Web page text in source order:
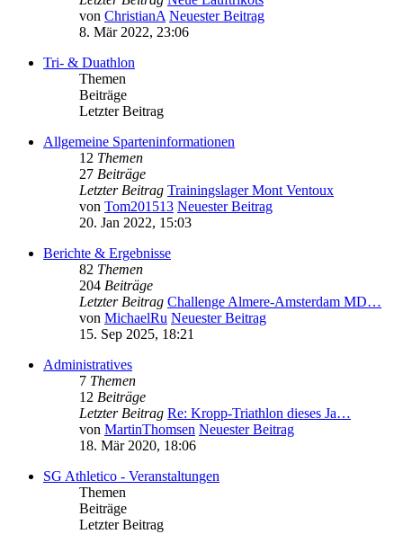
von ChristianA Neuester Beitrag
8. Mär 2022, 23:06
Tri- & Duathlon
Themen
Beiträge
Letzter Beitrag
Allgemeine Sparteninformationen
12 Themen
27 Beiträge
Letzter Beitrag Trainingslager Mont Ventoux
von Tom201513 Neuester Beitrag
20. Jan 2022, 15:03
Berichte & Ergebnisse
82 Themen
204 Beiträge
Letzter Beitrag Challenge Almere-Amsterdam MD…
von MichaelRu Neuester Beitrag
15. Sep 2025, 18:21
Administratives
7 Themen
12 Beiträge
Letzter Beitrag Re: Kropp-Triathlon dieses Ja…
von MartinThomsen Neuester Beitrag
18. Mär 2020, 18:06
SG Athletico - Veranstaltungen
Themen
Beiträge
Letzter Beitrag